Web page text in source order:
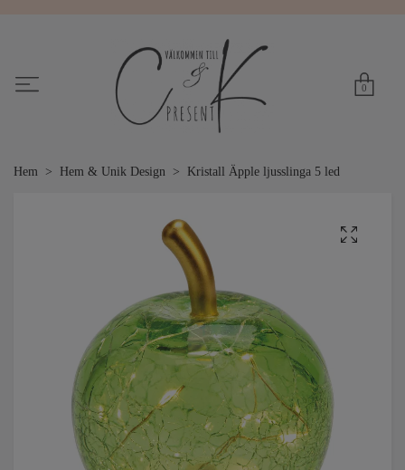
0
Hem Hem & Unik Design Kristall Äpple ljusslinga 5 led